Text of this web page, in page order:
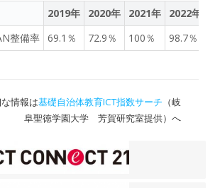
2019年 2020年 2021年 2022年
整備率 69.1％ 72.9％ 100％ 98.7％
情報は基礎自治体教育ICT指数サーチ （岐
阜聖徳学園大学 芳賀研究室提供）へ